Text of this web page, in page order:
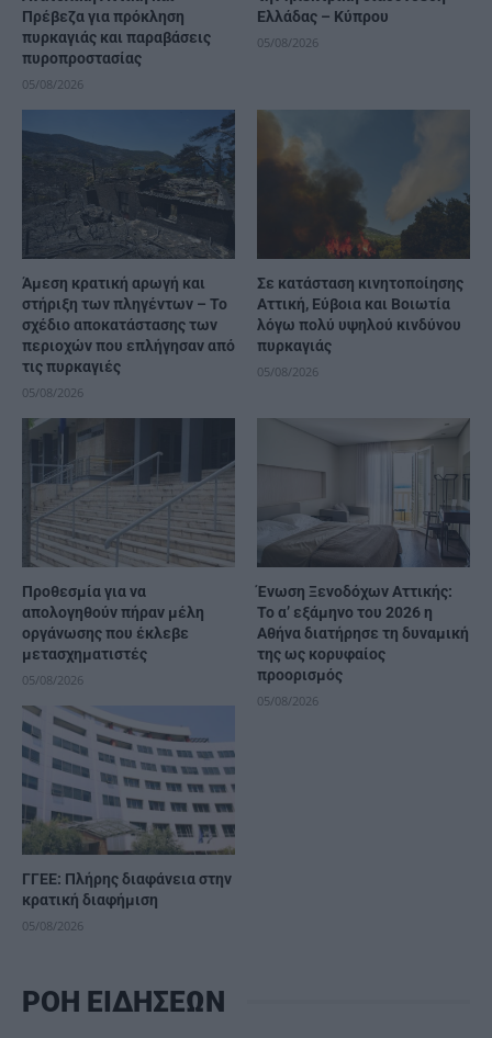
Πρέβεζα για πρόκληση
πυρκαγιάς και παραβάσεις
πυροπροστασίας
05/08/2026
Ελλάδας – Κύπρου
05/08/2026
Άμεση κρατική αρωγή και
στήριξη των πληγέντων – Το
σχέδιο αποκατάστασης των
περιοχών που επλήγησαν από
τις πυρκαγιές
05/08/2026
Σε κατάσταση κινητοποίησης
Αττική, Εύβοια και Βοιωτία
λόγω πολύ υψηλού κινδύνου
πυρκαγιάς
05/08/2026
Προθεσμία για να
απολογηθούν πήραν μέλη
οργάνωσης που έκλεβε
μετασχηματιστές
05/08/2026
Ένωση Ξενοδόχων Αττικής:
Το α’ εξάμηνο του 2026 η
Αθήνα διατήρησε τη δυναμική
της ως κορυφαίος
προορισμός
05/08/2026
ΓΓΕΕ: Πλήρης διαφάνεια στην
κρατική διαφήμιση
05/08/2026
ΡΟΗ ΕΙΔΗΣΕΩΝ